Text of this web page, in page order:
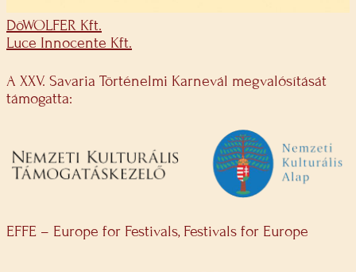
DöWOLFER Kft.
Luce Innocente Kft.
A XXV. Savaria Történelmi Karnevál megvalósítását
támogatta:
EFFE – Europe for Festivals, Festivals for Europe